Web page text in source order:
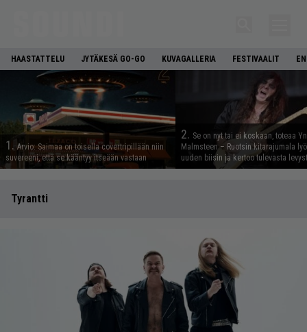
HAASTATTELU JYTÄKESÄ GO-GO KUVAGALLERIA FESTIVAALIT
1. Arvio: Saimaa on toisella covertripillään niin
suvereeni, että se kääntyy itseään vastaan
2. Se on nyt tai ei koskaan, toteaa
Malmsteen – Ruotsin kitarajumala
uuden biisin ja kertoo tulevasta
Tyrantti